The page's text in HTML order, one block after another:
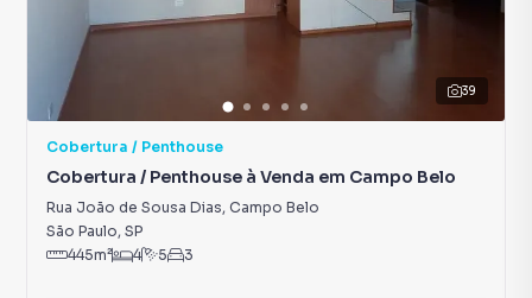
39
Cobertura / Penthouse
Cobertura / Penthouse à Venda em Campo Belo
Rua João de Sousa Dias, Campo Belo
São Paulo, SP
445m² 4 5 3